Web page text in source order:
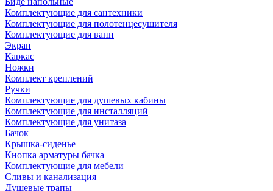
Комплектующие для сантехники
Комплектующие для полотенцесушителя
Комплектующие для ванн
Экран
Каркас
Ножки
Комплект креплений
Ручки
Комплектующие для душевых кабины
Комплектующие для инсталляций
Комплектующие для унитаза
Бачок
Крышка-сиденье
Кнопка арматуры бачка
Комплектующие для мебели
Сливы и канализация
Душевые трапы